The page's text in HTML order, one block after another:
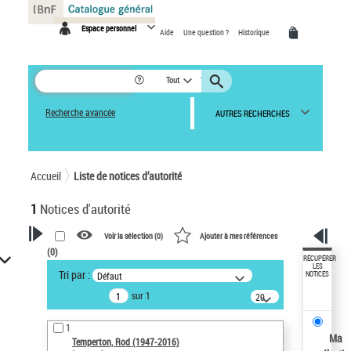
Espace personnel Aide Une question ? Historique
Tout
Recherche avancée AUTRES RECHERCHES
Accueil Liste de notices d’autorité
1 Notices d'autorité
VOTRE RECHERCHE
Recherche avancée dans les
notices d’autorité
Œuvres liées à l'auteur :
Temperton, Rod (1947-2016)
Voir la sélection (0) Ajouter à mes références
(0)
Tri par : Défaut
sur 1
20
résultats/page
1
Temperton, Rod (1947-2016)
RÉCUPÉRER
LES
NOTICES
Ma
Panneau de gestion des cookies